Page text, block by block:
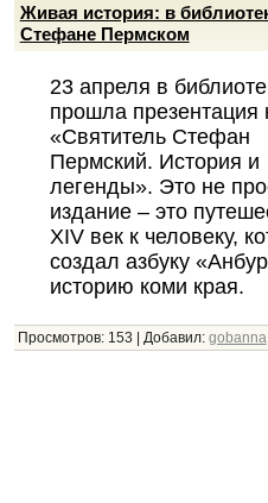
Живая история: в
Стефане Пермском
23 апреля в
прошла презентация
«Святитель Стефан
Пермский. История и
легенды». Это не
издание – это
XIV век к человеку,
создал азбуку
историю коми края.
Просмотров: 153 Добавил: gobanna